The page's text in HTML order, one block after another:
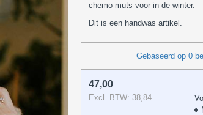
chemo muts voor in de winter.
Dit is een handwas artikel.
Gebaseerd op 0
47,00
Excl. BTW: 38,84